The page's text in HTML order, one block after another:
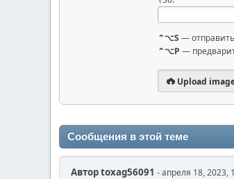
⌃⌥S — отправить
⌃⌥P —
Upload
Сообщения в этой теме
Авторtoxag56091 - апреля 18, 2023,